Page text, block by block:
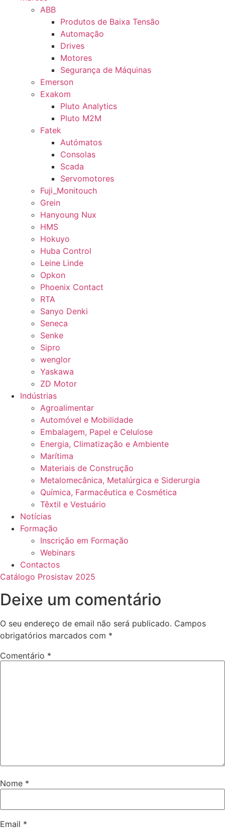
ABB
Produtos de Baixa Tensão
Automação
Drives
Motores
Segurança de Máquinas
Emerson
Exakom
Pluto Analytics
Pluto M2M
Fatek
Autómatos
Consolas
Scada
Servomotores
Fuji_Monitouch
Grein
Hanyoung Nux
HMS
Hokuyo
Huba Control
Leine Linde
Opkon
Phoenix Contact
RTA
Sanyo Denki
Seneca
Senke
Sipro
wenglor
Yaskawa
ZD Motor
Indústrias
Agroalimentar
Automóvel e Mobilidade
Embalagem, Papel e Celulose
Energia, Climatização e Ambiente
Marítima
Materiais de Construção
Metalomecânica, Metalúrgica e Siderurgia
Química, Farmacêutica e Cosmética
Têxtil e Vestuário
Notícias
Formação
Inscrição em Formação
Webinars
Contactos
Catálogo Prosistav 2025
Deixe um comentário
O seu endereço de email não será publicado. Campos
obrigatórios marcados com *
Comentário *
Nome *
Email *